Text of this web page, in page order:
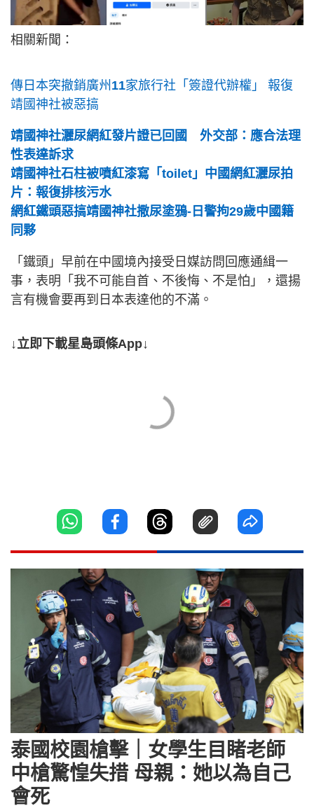
相關新聞：
傳日本突撤銷廣州 11家旅行社「簽證代辦權」
報復
靖國神社被惡搞
靖國神社灑尿網紅發片證已回國 外交部：應合法理
性表達訴求
靖國神社石柱被噴紅漆寫「toilet」中國網紅灑尿拍
片：報復排核污水
網紅鐵頭惡搞靖國神社撒尿塗鴉-日警拘29歲中國籍
同夥
「鐵頭」早前在中國境內接受日媒訪問回應通緝一
事，表明「我不可能自首、不後悔、不是怕」，還揚
言有機會要再到日本表達他的不滿。
↓立即下載星島頭條App↓
泰國校園槍擊｜女學生目睹老師
中槍驚惶失措 母親：她以為自己
會死